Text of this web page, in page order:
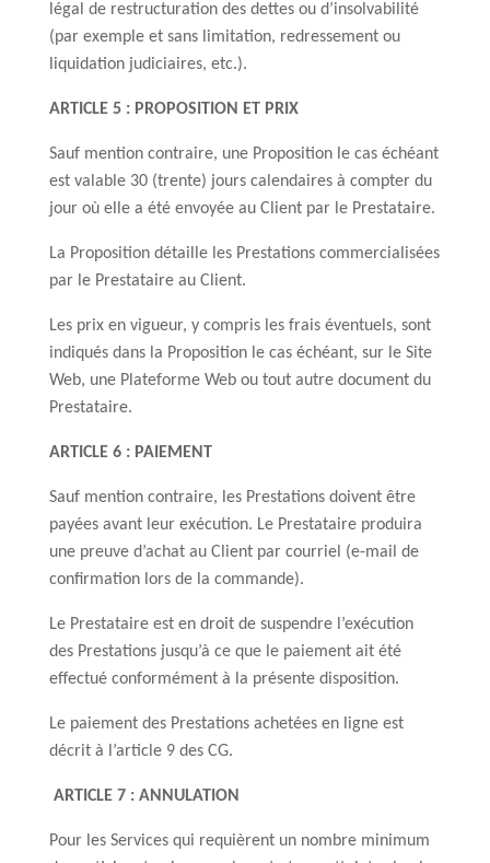
légal de restructuration des dettes ou d’insolvabilité
(par exemple et sans limitation, redressement ou
liquidation judiciaires, etc.).
ARTICLE 5 : PROPOSITION ET PRIX
Sauf mention contraire, une Proposition le cas échéant
est valable 30 (trente) jours calendaires à compter du
jour où elle a été envoyée au Client par le Prestataire.
La Proposition détaille les Prestations commercialisées
par le Prestataire au Client.
Les prix en vigueur, y compris les frais éventuels, sont
indiqués dans la Proposition le cas échéant, sur le Site
Web, une Plateforme Web ou tout autre document du
Prestataire.
ARTICLE 6 : PAIEMENT
Sauf mention contraire, les Prestations doivent être
payées avant leur exécution. Le Prestataire produira
une preuve d’achat au Client par courriel (e-mail de
confirmation lors de la commande).
Le Prestataire est en droit de suspendre l’exécution
des Prestations jusqu’à ce que le paiement ait été
effectué conformément à la présente disposition.
Le paiement des Prestations achetées en ligne est
décrit à l’article 9 des CG.
ARTICLE 7 : ANNULATION
Pour les Services qui requièrent un nombre minimum